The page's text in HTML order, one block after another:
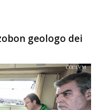
geologo dei